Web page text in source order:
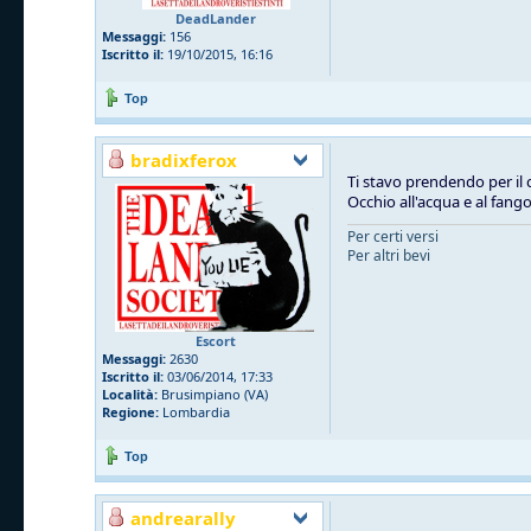
DeadLander
Messaggi: 156
Iscritto il: 19/10/2015, 16:16
Top
bradixferox
Escort
Messaggi: 2630
Iscritto il: 03/06/2014, 17:33
Località: Brusimpiano (VA)
Regione: Lombardia
Ti stavo prendendo per il
Occhio all'acqua e al fango
Per certi versi
Per altri bevi
Top
andrearally